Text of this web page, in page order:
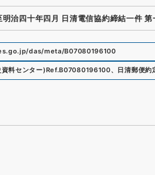
治四十年四月 日清電信協約締結一件 第
das/meta/B07080196100
料センター)Ref.B07080196100、 日清郵便